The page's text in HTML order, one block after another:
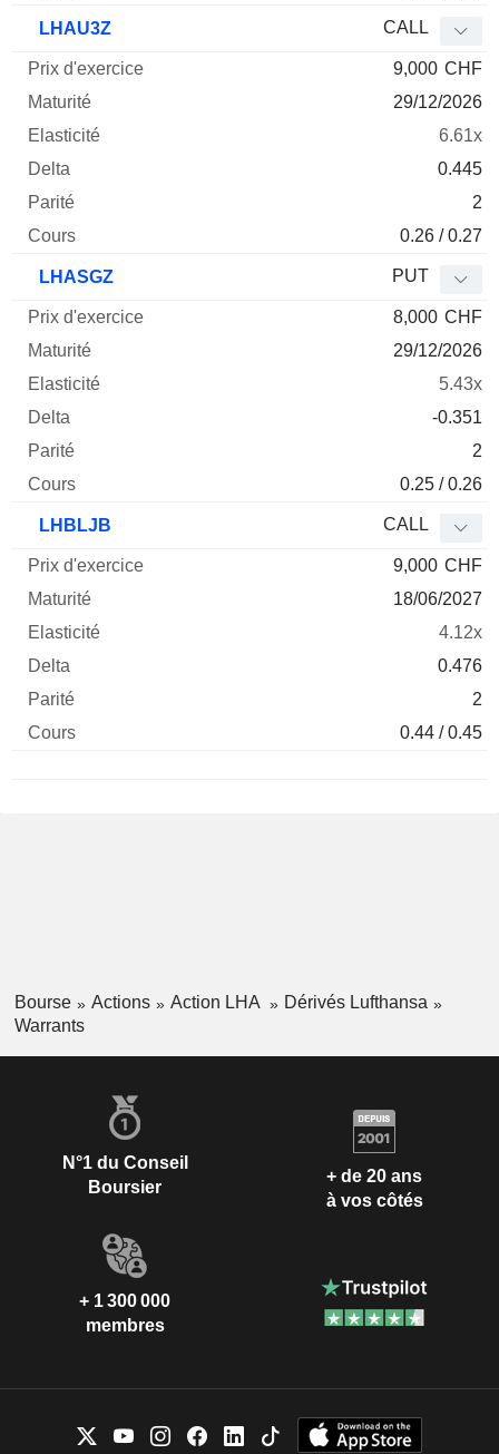
LHAU3Z CALL
9,000 CHF
29/12/2026
6.61x
0.445
2
0.26 / 0.27
LHASGZ PUT
8,000 CHF
29/12/2026
5.43x
-0.351
2
0.25 / 0.26
LHBLJB CALL
9,000 CHF
18/06/2027
4.12x
0.476
2
0.44 / 0.45
Bourse Actions Action LHA
Dérivés Lufthansa
Warrants
N°1 du Conseil
Boursier
+ de 20 ans
à vos côtés
+ 1 300 000
membres